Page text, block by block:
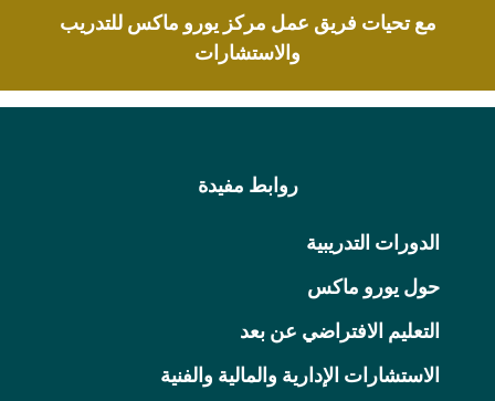
مع تحيات فريق عمل مركز يورو ماكس للتدريب
والاستشارات
روابط مفيدة
الدورات التدريبية
حول يورو ماكس
التعليم الافتراضي عن بعد
الاستشارات الإدارية والمالية والفنية